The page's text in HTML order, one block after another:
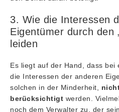
3. Wie die Interessen
Eigentümer durch den
leiden
Es liegt auf der Hand, dass bei
die Interessen der anderen
solchen in der Minderheit,
berücksichtigt werden.
noch dem Verwalter zu, der